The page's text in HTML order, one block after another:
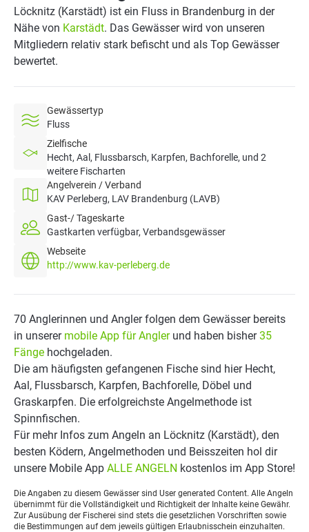
Löcknitz (Karstädt) ist ein Fluss in Brandenburg in der
Nähe von Karstädt. Das Gewässer wird von unseren
Mitgliedern relativ stark befischt und als Top Gewässer
bewertet.
Gewässertyp
Fluss
Zielfische
Hecht, Aal, Flussbarsch, Karpfen, Bachforelle, und 2
weitere Fischarten
Angelverein / Verband
KAV Perleberg, LAV Brandenburg (LAVB)
Gast-/ Tageskarte
Gastkarten verfügbar, Verbandsgewässer
Webseite
http://www.kav-perleberg.de
70 Anglerinnen und Angler folgen dem Gewässer bereits
in unserer mobile App für Anglerund haben bisher35
Fänge hochgeladen.
Die am häufigsten gefangenen Fische sind hier Hecht,
Aal, Flussbarsch, Karpfen, Bachforelle, Döbel und
Graskarpfen. Die erfolgreichste Angelmethode ist
Spinnfischen.
Für mehr Infos zum Angeln an Löcknitz (Karstädt), den
besten Ködern, Angelmethoden und Beisszeiten hol dir
unsere Mobile App ALLE ANGELN kostenlos im App Store!
Die Angaben zu diesem Gewässer sind User generated Content. Alle Angeln
übernimmt für die Vollständigkeit und Richtigkeit der Inhalte keine Gewähr.
Zur Ausübung der Fischerei sind stets die gesetzlichen Vorschriften sowie
die Bestimmungen auf dem jeweils gültigen Erlaubnisschein einzuhalten.